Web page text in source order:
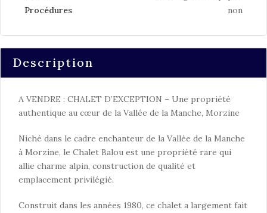
Procédures
non
Description
A VENDRE : CHALET D’EXCEPTION – Une propriété
authentique au cœur de la Vallée de la Manche, Morzine
Niché dans le cadre enchanteur de la Vallée de la Manche
à Morzine, le Chalet Balou est une propriété rare qui
allie charme alpin, construction de qualité et
emplacement privilégié.
Construit dans les années 1980, ce chalet a largement fait